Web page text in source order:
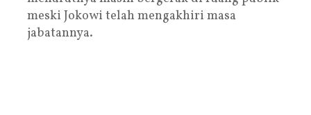
meski Jokowi telah mengakhiri masa
jabatannya.